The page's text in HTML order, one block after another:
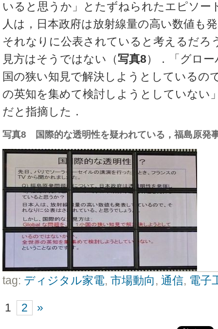
いると思うか」とたずねられたエピソー
人は，日本政府は放射線量の高い数値も
それなりに公表されていると考えるだろ
見方はそうではない（写真8）．「グロ
国の狭い知見で解決しようとしているの
の英知を集めて検討しようとしていない
だと指摘した．
写真8 国際的な透明性を疑われている，福島原発
tag: ディジタル家電, 市場動向 , 通信, 電子
1 2 »